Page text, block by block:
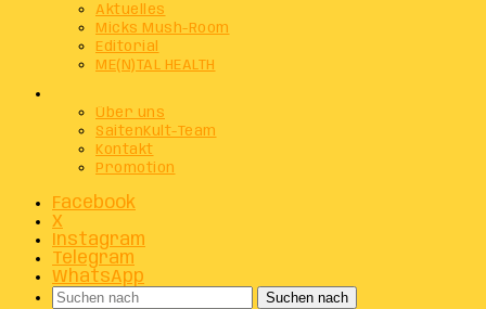
Aktuelles
Micks Mush-Room
Editorial
ME(N)TAL HEALTH
Über uns
SaitenKult-Team
Kontakt
Promotion
Facebook
X
Instagram
Telegram
WhatsApp
Suchen nach